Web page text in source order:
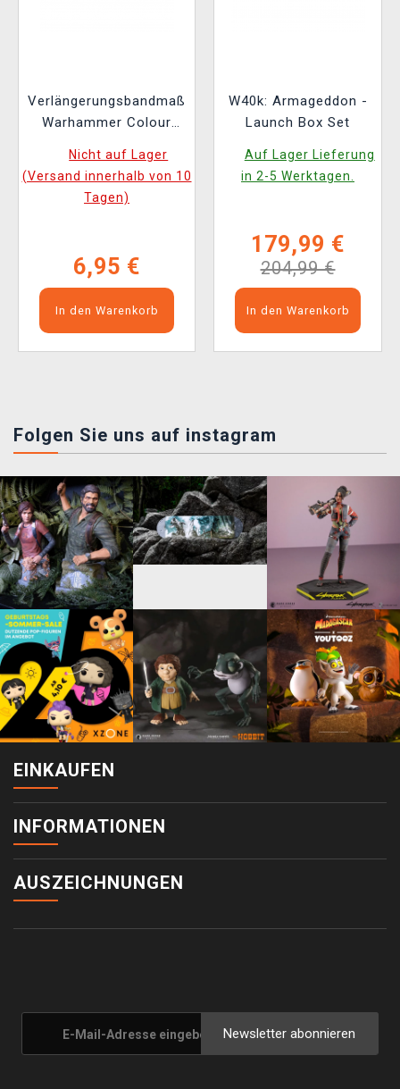
Verlängerungsbandmaß
Warhammer Colour
Nicht auf Lager
(Versand innerhalb von 10
Tagen)
6,95 €
In den Warenkorb
W40k: Armageddon -
Launch Box Set
Auf Lager Lieferung
in 2-5 Werktagen.
179,99 €
204,99 €
In den Warenkorb
Folgen Sie uns auf instagram
EINKAUFEN
INFORMATIONEN
AUSZEICHNUNGEN
Newsletter abonnieren